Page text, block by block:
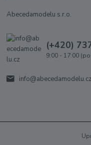
Abecedamodelu s.r.o.
(+420)
9:00 - 17:00
info@abecedamodelu.cz